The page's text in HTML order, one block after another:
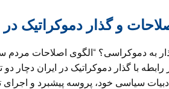
و گذار دموکراتیک
به دموکراسی؟ “الگوی اصلاحات مردم
با گذار دموکراتیک در ایران دچار
سیاسی خود، پروسه پیشبرد و